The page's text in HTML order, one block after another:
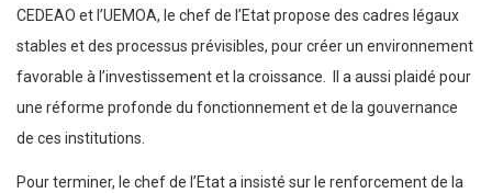
CEDEAO et l’UEMOA, le chef de l’Etat propose des cadres légaux
stables et des processus prévisibles, pour créer un environnement
favorable à l’investissement et la croissance. Il a aussi plaidé pour
une réforme profonde du fonctionnement et de la gouvernance
de ces institutions.
Pour terminer, le chef de l’Etat a insisté sur le renforcement de la